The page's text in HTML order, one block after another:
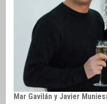
Mar Gavilán y Javier